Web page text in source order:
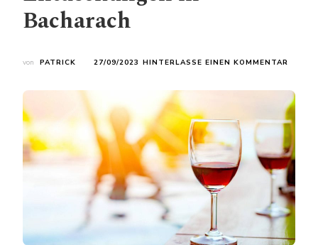
Bacharach
von PATRICK 27/09/2023 HINTERLASSE EINEN KOMMENTAR
IN